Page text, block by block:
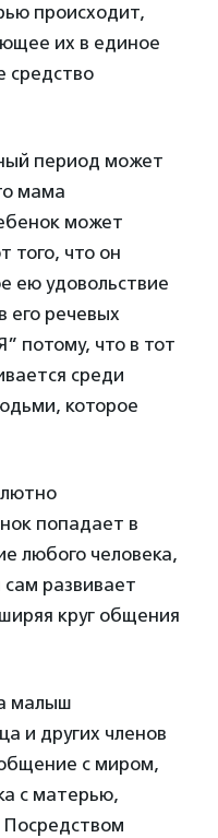
происходит,
их в единое
средство
период может
мама
может
того, что он
ею удовольствие
его речевых
потому, что в тот
среди
которое
попадает в
любого человека,
развивает
круг общения
малыш
и других членов
с миром,
с матерью,
Посредством